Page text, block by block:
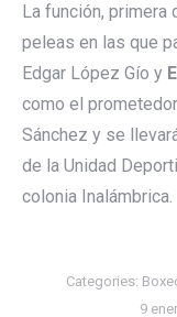
La función, primera
peleas en las que
Edgar López Gío y
como el
Sánchez y se
de la Unidad
colonia Inalámbrica.
Categories:
9